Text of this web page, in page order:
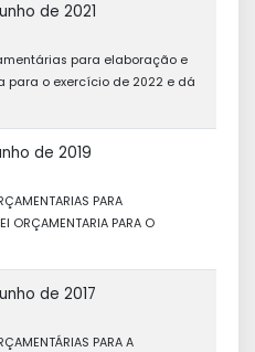
de 2021
para elaboração e
para o exercício de 2022 e dá
de 2019
PARA
ORÇAMENTARIA PARA O
de 2017
PARA A